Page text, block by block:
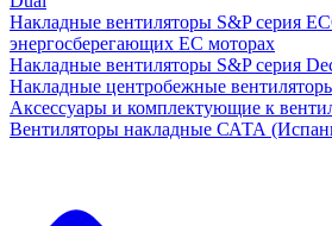
Накладные вентиляторы S&P серия
энергосберегающих ЕС моторах
Накладные вентиляторы S&P серия
Накладные центробежные
Аксессуары и комплектующие к
Вентиляторы накладные САТА